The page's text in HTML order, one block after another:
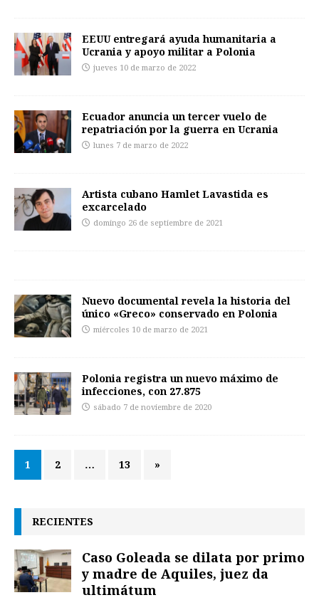
EEUU entregará ayuda humanitaria a
Ucrania y apoyo militar a Polonia
jueves 10 de marzo de 2022
Ecuador anuncia un tercer vuelo de
repatriación por la guerra en Ucrania
lunes 7 de marzo de 2022
Artista cubano Hamlet Lavastida es
excarcelado
domingo 26 de septiembre de 2021
Nuevo documental revela la historia del
único «Greco» conservado en Polonia
miércoles 10 de marzo de 2021
Polonia registra un nuevo máximo de
infecciones, con 27.875
sábado 7 de noviembre de 2020
1 2 … 13 »
RECIENTES
Caso Goleada se dilata por primo
y madre de Aquiles, juez da
ultimátum